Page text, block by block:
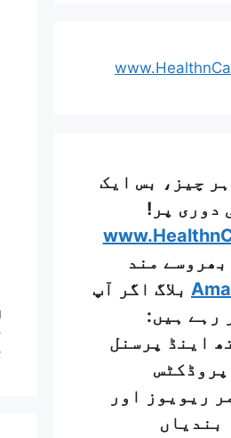
چیز، بس ایک
دوری پر!
مند
بلاگ اگر آپ
رہے ہیں:
اینڈ پرسنل
ریویوز اور
بندیاں